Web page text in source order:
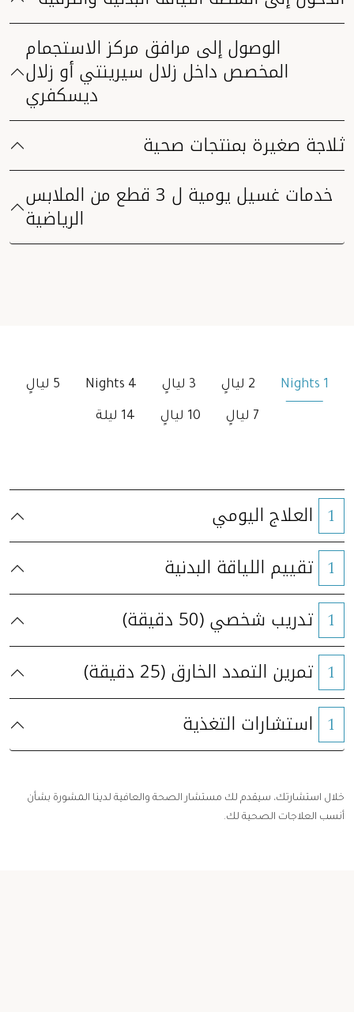
الوصول إلى مرافق مركز الاستجمام
المخصص داخل زلال سيرينتي أو زلال
ديسكفري
ثلاجة صغيرة بمنتجات صحية
خدمات غسيل يومية ل 3 قطع من الملابس
الرياضية
1 Nights 2 ليالٍ 3 ليالٍ 4 Nights 5 ليالٍ
7 ليالٍ 10 ليالٍ 14 ليلة
1 العلاج اليومي
1 تقييم اللياقة البدنية
1 تدريب شخصي (50 دقيقة)
1 تمرين التمدد الخارق (25 دقيقة)
1 استشارات التغذية
خلال استشارتك، سيقدم لك مستشار الصحة والعافية لدينا المشورة بشأن
أنسب العلاجات الصحية لك.